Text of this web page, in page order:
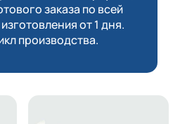
заказа по всей
от 1 дня.
производства.